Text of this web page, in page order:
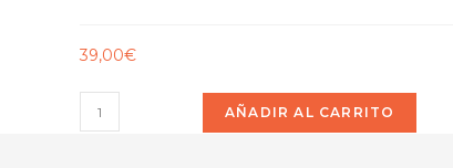
39,00€
AÑADIR AL CARRITO